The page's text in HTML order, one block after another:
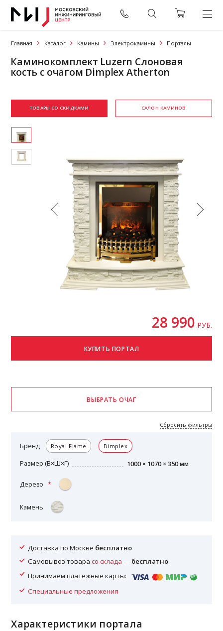
Главная Каталог Камины Электрокамины Порталы
Каминокомплект Luzern Слоновая
кость с очагом Dimplex Atherton
ТОВАРЫ СО СКИДКАМИ САЛОН КАМИНОВ
28 990 РУБ.
Бренд Royal Flame Dimplex
Размер (В×Ш×Г) 1000 × 1070 × 350 мм
Дерево
Камень
Сбросить фильтры
Доставка по Москве бесплатно
Самовывоз товарасо склада — бесплатно
Принимаем платежные карты:
Специальные предложения
Характеристики портала